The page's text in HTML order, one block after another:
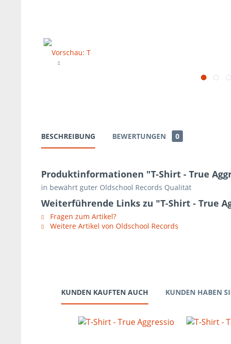
BESCHREIBUNG BEWERTUNGEN 0
Produktinformationen "T-Shirt - True
in bewährt guter Oldschool Records Qualität
Weiterführende Links zu "T-Shirt - True
Fragen zum Artikel?
Weitere Artikel von Oldschool Records
KUNDEN KAUFTEN AUCH KUNDEN HABEN